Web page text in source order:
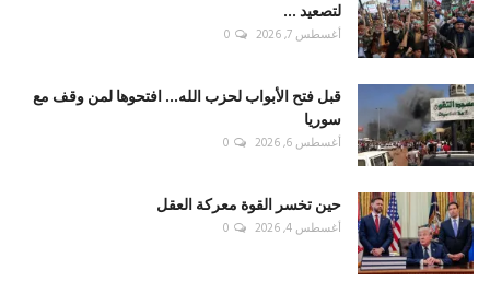
لتصعيد ...
أغسطس 7, 2026 0
قبل فتح الأبواب لحزب الله... افتحوها لمن وقف مع
سوريا
أغسطس 6, 2026 0
حين تخسر القوة معركة العقل
أغسطس 4, 2026 0